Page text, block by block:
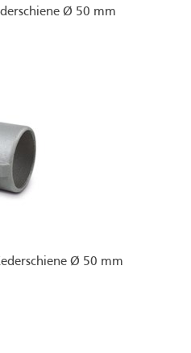
Ø 50 mm
Ø 50 mm